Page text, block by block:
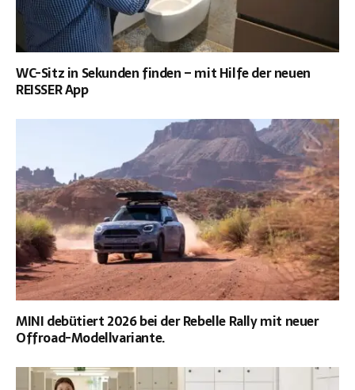
WC-Sitz in Sekunden finden – mit Hilfe der neuen
REISSER App
MINI debütiert 2026 bei der Rebelle Rally mit neuer
Offroad-Modellvariante.